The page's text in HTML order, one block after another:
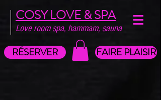
COSY LOVE & SPA
Love room spa, hammam, sauna
RÉSERVER FAIRE PLAISIR